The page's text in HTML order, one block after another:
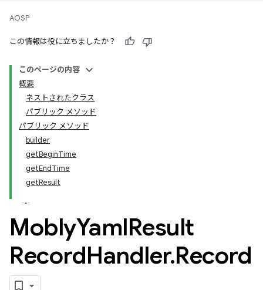
AOSP
この情報は役に立ちましたか？
このページの内容
概要
ネストされたクラス
パブリック メソッド
パブリック メソッド
builder
getBeginTime
getEndTime
getResult
MoblyYamlResult
RecordHandler.Record